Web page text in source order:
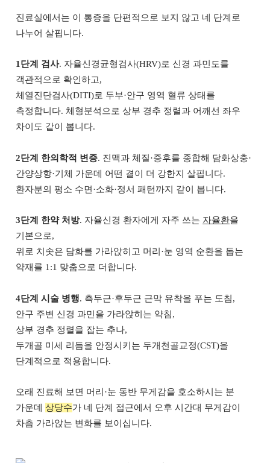
진료실에서는 이 통증을 단편적으로 보지 않고 네 단계로
나누어 살핍니다.
1단계 검사. 자율신경균형검사(HRV)로 신경 과민도를
객관적으로 확인하고,
체열진단검사(DITI)로 두부·안구 영역 혈류 상태를
측정합니다. 체형분석으로 상부 경추 정렬과 어깨선 좌우
차이도 같이 봅니다.
2단계 한의학적 변증. 진맥과 체질·증후를 종합해 담화상충·
간양상항·기체 가운데 어떤 결이 더 강한지 살핍니다.
환자분의 평소 수면·소화·정서 패턴까지 같이 봅니다.
3단계 한약 처방. 자율신경 환자에게 자주 쓰는 자율환을
기본으로,
위로 치솟은 담화를 가라앉히고 머리·눈 영역 순환을 돕는
약재를 1:1 맞춤으로 더합니다.
4단계 시술 병행. 측두근·후두근 근막 유착을 푸는 도침,
안구 주변 신경 과민을 가라앉히는 약침,
상부 경추 정렬을 잡는 추나,
두개골 미세 리듬을 안정시키는 두개천골교정(CST)을
단계적으로 적용합니다.
오래 진료해 보면 머리·눈 동반 무게감을 호소하시는 분
가운데 상당수가 네 단계 접근에서 오후 시간대 무게감이
차츰 가라앉는 변화를 보이십니다.